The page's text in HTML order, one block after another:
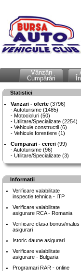
Vânzări
Cumpărări
Statistici
Vanzari - oferte (3796)
Autoturisme (1485)
Motocicluri (50)
Utilitare/Specializate (2254)
Vehicule constructii (6)
Vehicule forestiere (1)
Cumparari - cereri (99)
Autoturisme (96)
Utilitare/Specializate (3)
Informatii
Verificare valabilitate
inspectie tehnica - ITP
Verificare valabilitate
asigurare RCA - Romania
Verificare clasa bonus/malus
asigurari
Istoric daune asigurari
Verificare valabilitate
asigurare - Bulgaria
Programari RAR - online